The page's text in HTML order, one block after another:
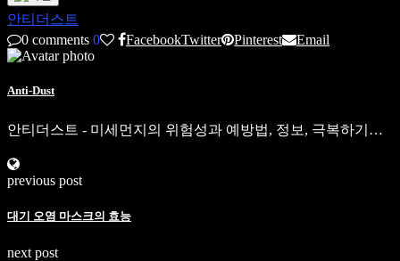
안티더스트
0 comments 0 FacebookTwitter Pinterest Email
Anti-Dust
안티더스트 - 미세먼지의 위험성과 예방법, 정보, 극복하기…
previous post
대기 오염 마스크의 효능
next post